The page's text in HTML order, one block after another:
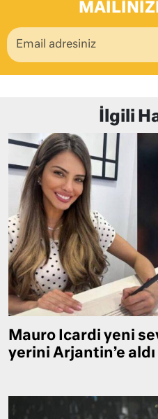
İlgili
Mauro Icardi yeni
yerini Arjantin’e aldı